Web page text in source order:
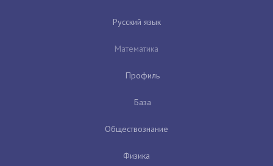
Русский язык
Математика
Профиль
База
Обществознание
Физика